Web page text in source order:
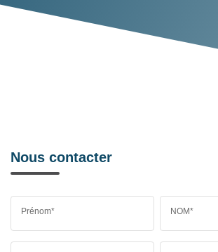
Nous contacter
Prénom* NOM*